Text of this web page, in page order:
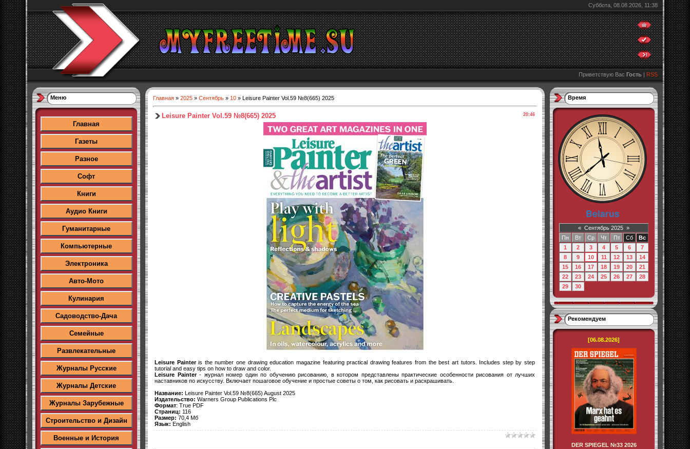
Суббота, 08.08.2026, 11:38
Приветствую Вас Гость | RSS
Меню
Главная
Газеты
Разное
Софт
Книги
Аудио Книги
Гуманитарные
Компьютерные
Электроника
Авто-Мото
Кулинария
Садоводство-Дача
Семейные
Развлекательные
Журналы Русские
Журналы Детские
Журналы Зарубежные
Строительство и Дизайн
Военные и История
Главная » 2025 » Сентябрь » 10 » Leisure Painter Vol.59 №8(665) 2025
20:46
Leisure Painter Vol.59 №8(665) 2025
Leisure Painteris the number one drawing education magazine featuring practical drawing features from the best art tutors. Includes step by step
tutorial and easy tips on how to draw and color.
Leisure Painter- журнал номер один по обучению рисованию, в котором представлены практические особенности рисования от лучших
наставников по искусству. Включает пошаговое обучение и простые советы о том, как рисовать и раскрашивать.
Название: Leisure Painter Vol.59 №8(665) August 2025
Издательство: Warners Group Publications Plc
Формат: True PDF
Страниц: 116
Размер: 70,4 Мб
Язык: English
Время
« Сентябрь 2025 »
Пн
Вт Ср Чт Пт Сб
Вс
1
2 3 4 5 6
7
8
9 10 11 12 13
14
15
16 17 18 19 20
21
22
23 24 25 26 27
28
29
30
Рекомендуем
[06.08.2026]
DER SPIEGEL №33 2026